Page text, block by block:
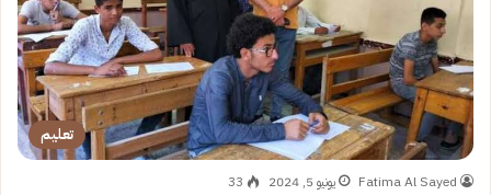
تعليم
Fatima Al Sayed يونيو 5, 2024 33